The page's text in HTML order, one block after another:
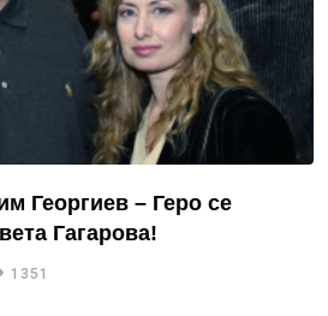
Георгиев – Геро се
Гагарова!
1351